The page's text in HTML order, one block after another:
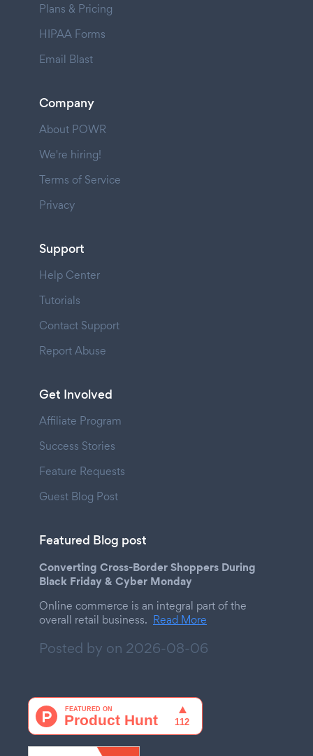
Plans & Pricing
HIPAA Forms
Email Blast
Company
About POWR
We're hiring!
Terms of Service
Privacy
Support
Help Center
Tutorials
Contact Support
Report Abuse
Get Involved
Affiliate Program
Success Stories
Feature Requests
Guest Blog Post
Featured Blog post
Converting Cross-Border Shoppers During
Black Friday & Cyber Monday
Online commerce is an integral part of the
overall retail business. Read More
Posted by on 2026-08-06